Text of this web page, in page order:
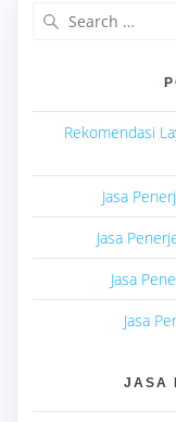
Rekomendasi
Jasa
Jasa
Jasa
Jasa
JASA